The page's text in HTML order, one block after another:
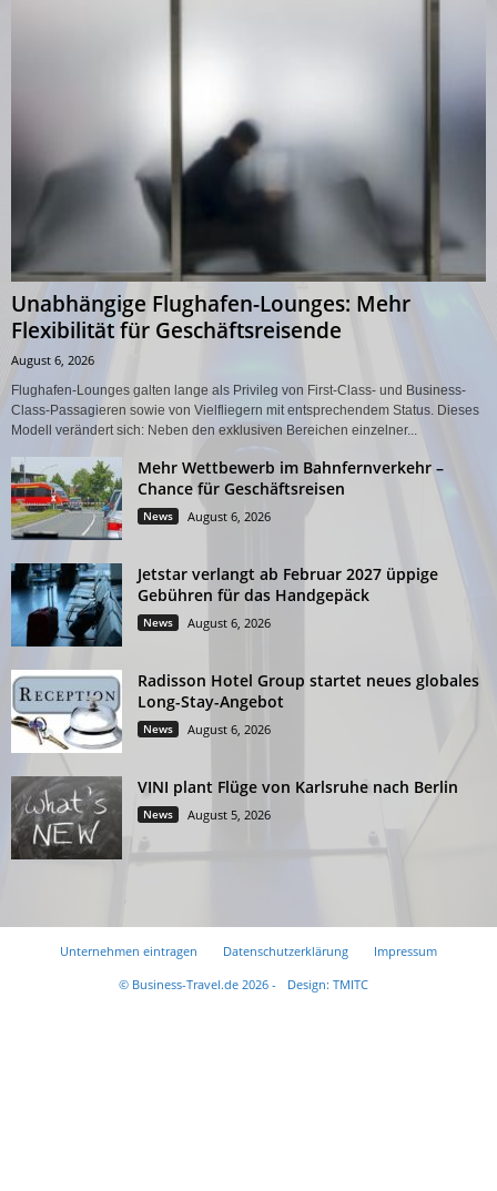
Unabhängige Flughafen-Lounges: Mehr
Flexibilität für Geschäftsreisende
August 6, 2026
Flughafen-Lounges galten lange als Privileg von First-Class- und Business-
Class-Passagieren sowie von Vielfliegern mit entsprechendem Status. Dieses
Modell verändert sich: Neben den exklusiven Bereichen einzelner...
Mehr Wettbewerb im Bahnfernverkehr –
Chance für Geschäftsreisen
News August 6, 2026
Jetstar verlangt ab Februar 2027 üppige
Gebühren für das Handgepäck
News August 6, 2026
Radisson Hotel Group startet neues globales
Long-Stay-Angebot
News August 6, 2026
VINI plant Flüge von Karlsruhe nach Berlin
News August 5, 2026
Unternehmen eintragen Datenschutzerklärung
Impressum
© Business-Travel.de 2026 -
Design: TMITC